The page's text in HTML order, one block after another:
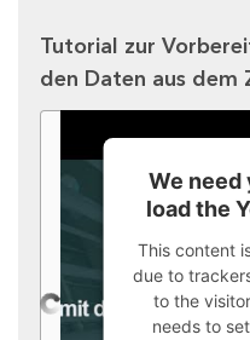
Tutorial zur
den Daten aus dem
We
load the
This content
due to
to the
needs to